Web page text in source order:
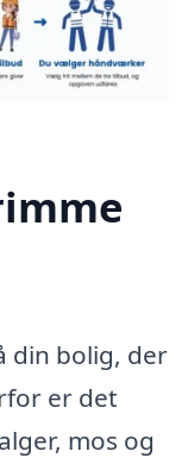
din bolig, der
er det
mos og